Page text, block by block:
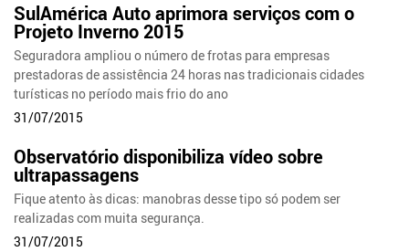
SulAmérica Auto aprimora serviços com o
Projeto Inverno 2015
Seguradora ampliou o número de frotas para empresas
prestadoras de assistência 24 horas nas tradicionais cidades
turísticas no período mais frio do ano
31/07/2015
Observatório disponibiliza vídeo sobre
ultrapassagens
Fique atento às dicas: manobras desse tipo só podem ser
realizadas com muita segurança.
31/07/2015